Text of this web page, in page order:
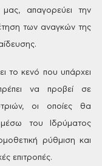
μας, απαγορεύει την
των αναγκών της
το κενό που υπάρχει
να προβεί σε
οι οποίες θα
του Ιδρύματος
ρύθμιση και
επιτροπές.